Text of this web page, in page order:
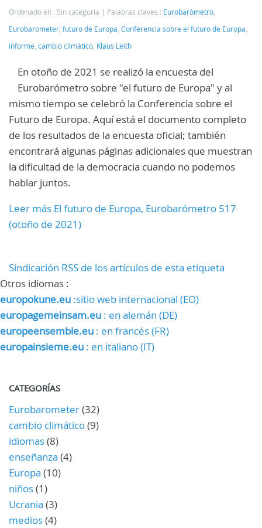
Ordenado en : Sin categoría
Palabras claves : Eurobarómetro
Eurobarometer futuro de Europa Conferencia sobre el futuro de Europa
informe cambio climático Klaus Leith
En otoño de 2021 se realizó la encuesta del
Eurobarómetro sobre "el futuro de Europa" y al
mismo tiempo se celebró la Conferencia sobre el
Futuro de Europa. Aquí está el documento completo
de los resultados de la encuesta oficial; también
encontrará algunas páginas adicionales que muestran
la dificultad de la democracia cuando no podemos
hablar juntos.
Leer más El futuro de Europa, Eurobarómetro 517
(otoño de 2021)
Sindicación RSS de los artículos de esta etiqueta
Otros idiomas :
europokune.eu :sitio web internacional (EO)
europagemeinsam.eu : en alemán (DE)
europeensemble.eu : en francés (FR)
europainsieme.eu : en italiano (IT)
CATEGORÍAS
Eurobarometer(32)
cambio climático(9)
idiomas(8)
enseñanza (4)
Europa (10)
niños(1)
Ucrania (3)
medios(4)